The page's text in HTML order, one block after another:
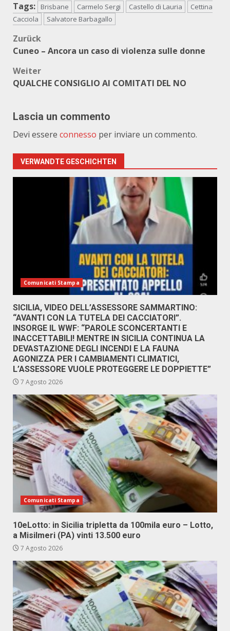
Tags: Brisbane Carmelo Sergi Castello di Lauria
Cettina
Cacciola
Salvatore Barbagallo
Beitragsnavigation
Zurück
Cuneo – Ancora un caso di violenza sulle donne
Weiter
QUALCHE CONSIGLIO AI COMITATI DEL NO
Lascia un commento
Devi essere connesso per inviare un commento.
VERWANDTE GESCHICHTEN
Comunicati Stampa
SICILIA, VIDEO DELL’ASSESSORE SAMMARTINO:
“AVANTI CON LA TUTELA DEI CACCIATORI”.
INSORGE IL WWF: “PAROLE SCONCERTANTI E
INACCETTABILI! MENTRE IN SICILIA CONTINUA LA
DEVASTAZIONE DEGLI INCENDI E LA FAUNA
AGONIZZA PER I CAMBIAMENTI CLIMATICI,
L’ASSESSORE VUOLE PROTEGGERE LE DOPPIETTE”
7 Agosto 2026
Comunicati Stampa
10eLotto: in Sicilia tripletta da 100mila euro – Lotto,
a Misilmeri (PA) vinti 13.500 euro
7 Agosto 2026